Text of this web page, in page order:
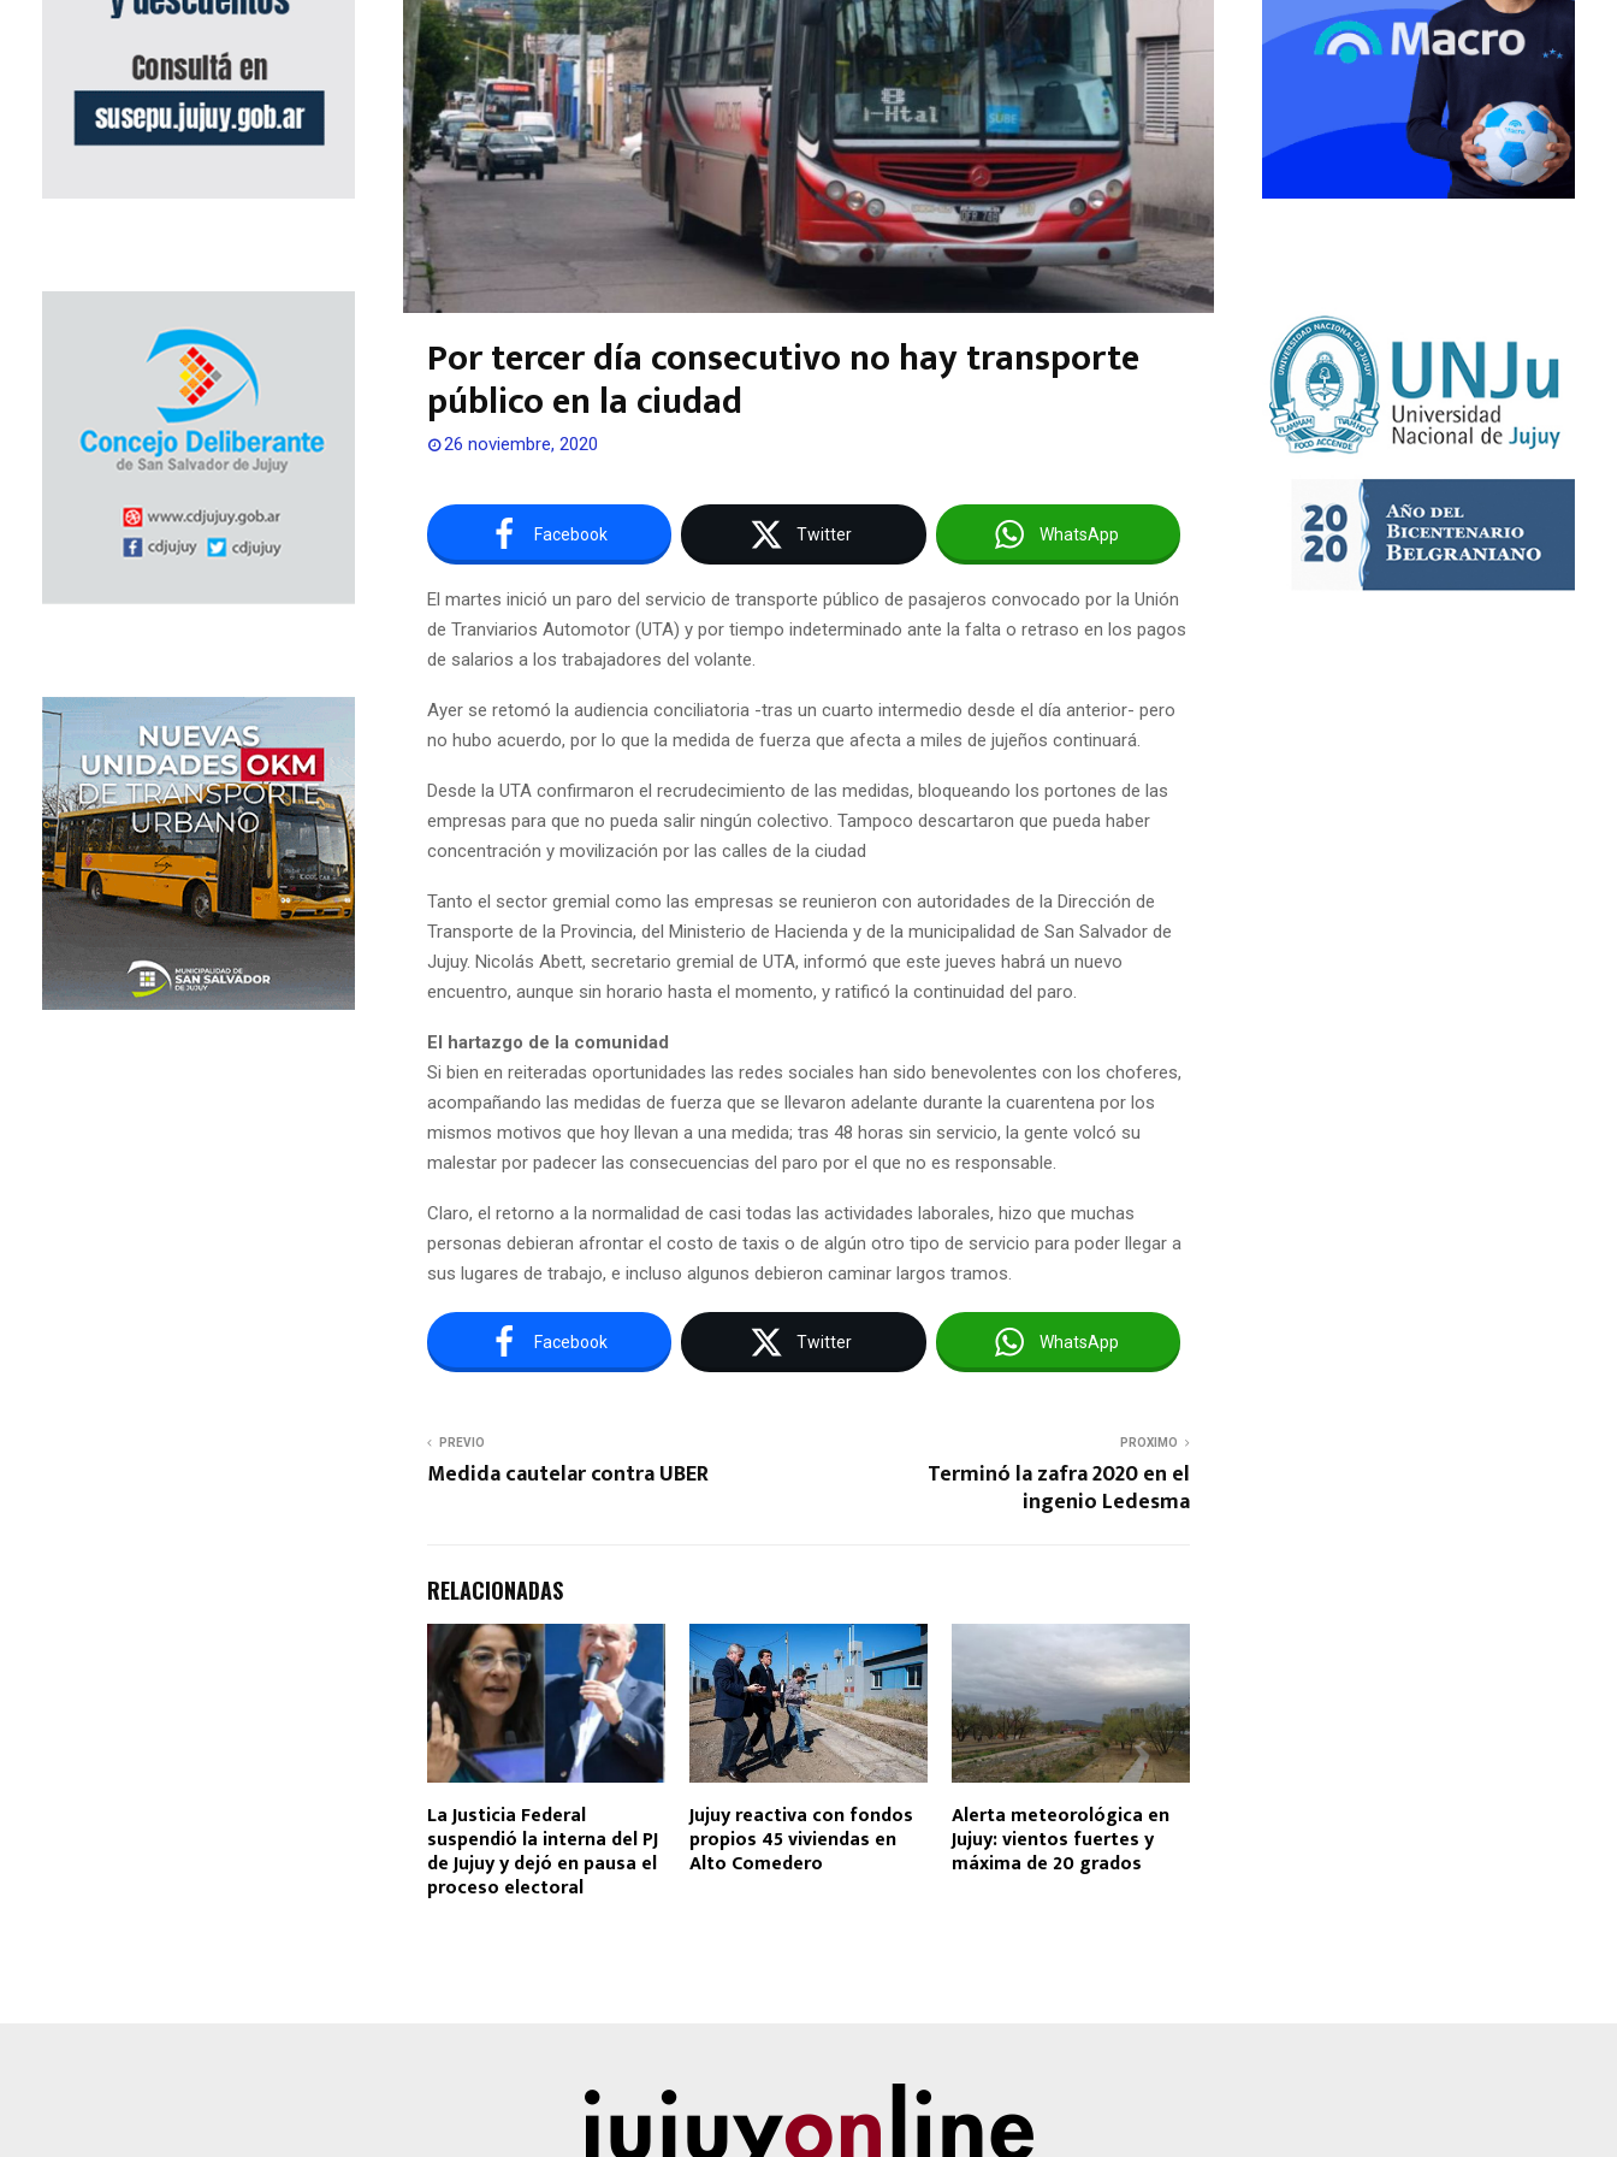
Por tercer día consecutivo no hay transporte
público en la ciudad
26 noviembre, 2020
Facebook Twitter WhatsApp
El martes inició un paro del servicio de transporte público de pasajeros convocado por la Unión
de Tranviarios Automotor (UTA) y por tiempo indeterminado ante la falta o retraso en los pagos
de salarios a los trabajadores del volante.
Ayer se retomó la audiencia conciliatoria -tras un cuarto intermedio desde el día anterior- pero
no hubo acuerdo, por lo que la medida de fuerza que afecta a miles de jujeños continuará.
Desde la UTA confirmaron el recrudecimiento de las medidas, bloqueando los portones de las
empresas para que no pueda salir ningún colectivo. Tampoco descartaron que pueda haber
concentración y movilización por las calles de la ciudad
Tanto el sector gremial como las empresas se reunieron con autoridades de la Dirección de
Transporte de la Provincia, del Ministerio de Hacienda y de la municipalidad de San Salvador de
Jujuy. Nicolás Abett, secretario gremial de UTA, informó que este jueves habrá un nuevo
encuentro, aunque sin horario hasta el momento, y ratificó la continuidad del paro.
El hartazgo de la comunidad
Si bien en reiteradas oportunidades las redes sociales han sido benevolentes con los choferes,
acompañando las medidas de fuerza que se llevaron adelante durante la cuarentena por los
mismos motivos que hoy llevan a una medida; tras 48 horas sin servicio, la gente volcó su
malestar por padecer las consecuencias del paro por el que no es responsable.
Claro, el retorno a la normalidad de casi todas las actividades laborales, hizo que muchas
personas debieran afrontar el costo de taxis o de algún otro tipo de servicio para poder llegar a
sus lugares de trabajo, e incluso algunos debieron caminar largos tramos.
Facebook Twitter WhatsApp
PREVIO
Medida cautelar contra UBER
PROXIMO
Terminó la zafra 2020 en el
ingenio Ledesma
RELACIONADAS
La Justicia Federal
suspendió la interna del PJ
de Jujuy y dejó en pausa el
proceso electoral
Jujuy reactiva con fondos
propios 45 viviendas en
Alto Comedero
Alerta meteorológica en
Jujuy: vientos fuertes y
máxima de 20 grados